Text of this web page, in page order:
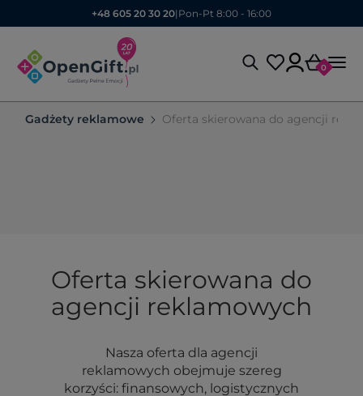
+48 605 20 30 20| Pon-Pt 8:00 - 16:00
0
Gadżety reklamowe Oferta skierowana do agencji
Oferta skierowana do
agencji reklamowych
Nasza oferta dla agencji
reklamowych obejmuje szereg
korzyści: finansowych, logistycznych